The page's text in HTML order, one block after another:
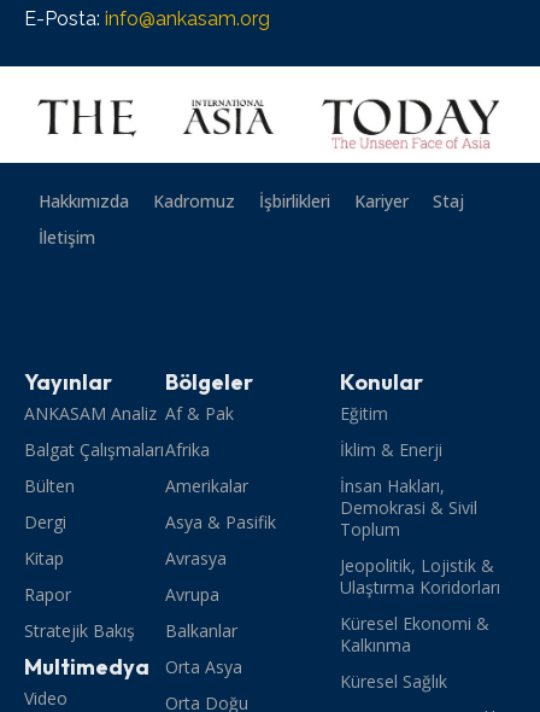
E-Posta: info@ankasam.org
Hakkımızda Kadromuz İşbirlikleri Kariyer
Staj
İletişim
Yayınlar
ANKASAM Analiz
Balgat Çalışmaları
Bülten
Dergi
Kitap
Rapor
Stratejik Bakış
Multimedya
Video
Bölgeler
Af & Pak
Afrika
Amerikalar
Asya & Pasifik
Avrasya
Avrupa
Balkanlar
Orta Asya
Orta Doğu
Konular
Eğitim
İklim & Enerji
İnsan Hakları,
Demokrasi & Sivil
Toplum
Jeopolitik, Lojistik &
Ulaştırma Koridorları
Küresel Ekonomi &
Kalkınma
Küresel Sağlık